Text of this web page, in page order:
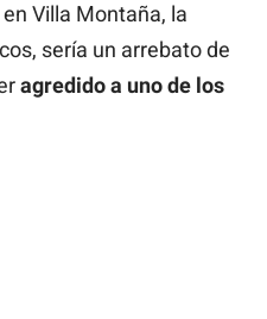
Villa Montaña, la
sería un arrebato de
agredido a uno de los